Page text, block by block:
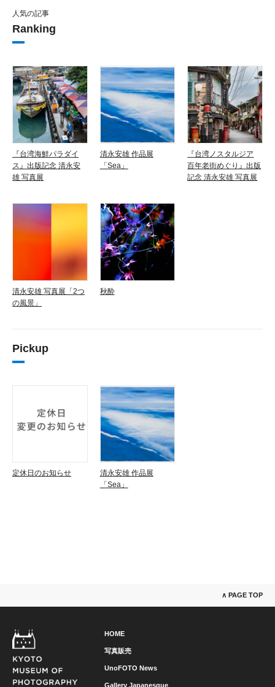
人気の記事
Ranking
『台湾海鮮パラダイ
ス』出版記念 清永安
雄 写真展
清永安雄 作品展
「Sea」
『台湾ノスタルジア
百年老街めぐり』出版
記念 清永安雄 写真展
清永安雄 写真展「2つ
の風景」
秋酔
Pickup
定休日のお知らせ
清永安雄 作品展
「Sea」
∧ PAGE TOP
HOME
写真販売
UnoFOTO News
Gallery Japanesque